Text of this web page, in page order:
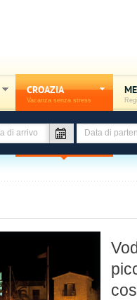
CROAZIA
Vacanza senza stress